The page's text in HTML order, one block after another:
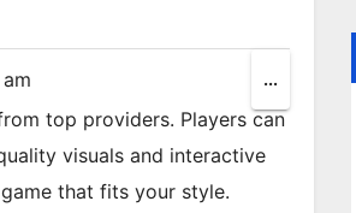
top providers. Players can
visuals and interactive
game that fits your style.
...
this